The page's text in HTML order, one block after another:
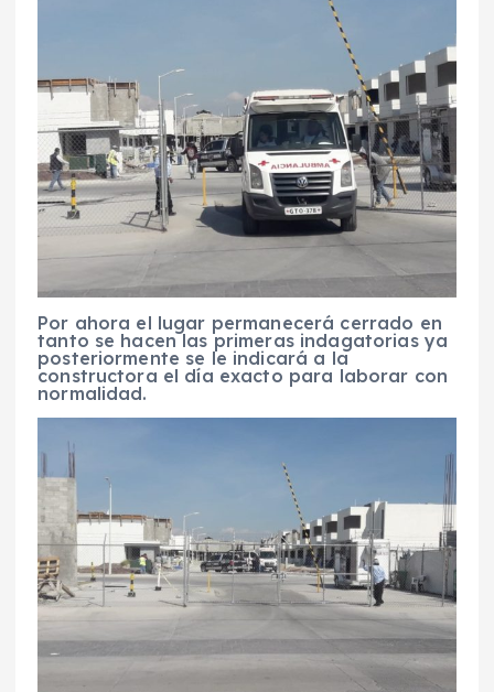
Por ahora el lugar permanecerá cerrado en
tanto se hacen las primeras indagatorias ya
posteriormente se le indicará a la
constructora el día exacto para laborar con
normalidad.